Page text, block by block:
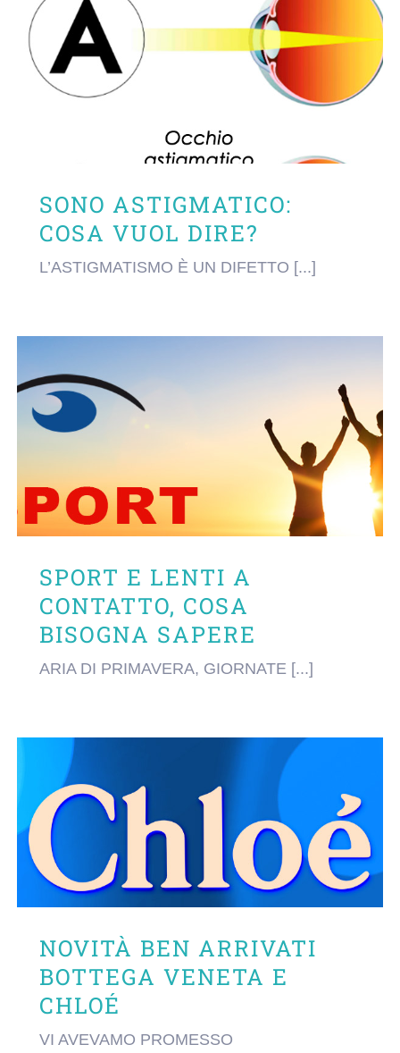
SONO ASTIGMATICO:
COSA VUOL DIRE?
L’ASTIGMATISMO È UN DIFETTO [...]
SPORT E LENTI A
CONTATTO, COSA
BISOGNA SAPERE
ARIA DI PRIMAVERA, GIORNATE [...]
NOVITÀ BEN ARRIVATI
BOTTEGA VENETA E
CHLOÉ
VI AVEVAMO PROMESSO